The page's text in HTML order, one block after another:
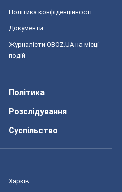
Політика конфіденційності
Документи
Журналісти OBOZ.UA на місці
подій
Політика
Розслідування
Суспільство
Харків